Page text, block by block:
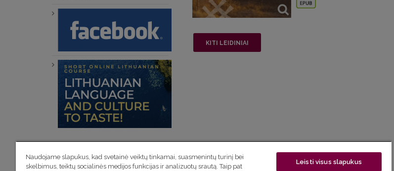
KITI LEIDINIAI
Naudojame slapukus, kad svetainė veiktų tinkamai, suasmenintų turinį bei
skelbimus, teiktų socialinės medijos funkcijas ir analizuotų srautą. Taip pat
Leisti visus slapukus